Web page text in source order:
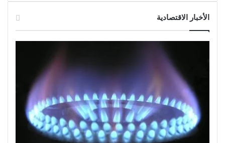
الأخبار الاقتصادية